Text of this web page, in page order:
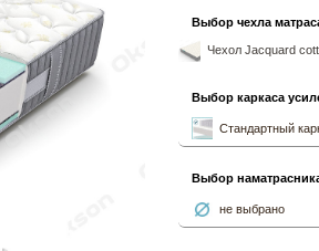
Выбор чехла
Чехол Jacquard
Выбор каркаса
Стандартный
Выбор
не выбрано